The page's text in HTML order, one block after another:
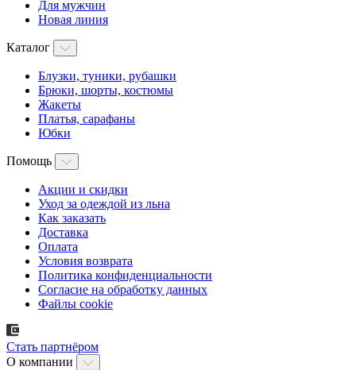
Для мужчин
Новая линия
Каталог
Блузки, туники, рубашки
Брюки, шорты, костюмы
Жакеты
Платья, сарафаны
Юбки
Помощь
Акции и скидки
Уход за одеждой из льна
Как заказать
Доставка
Оплата
Условия возврата
Политика конфиденциальности
Согласие на обработку данных
Файлы cookie
Стать партнёром
О компании